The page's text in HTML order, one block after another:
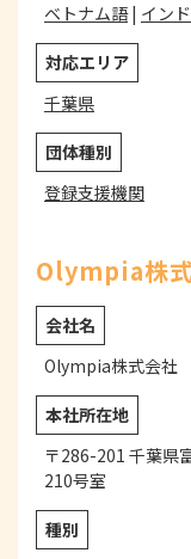
ベトナム語| イン
対応エリア
千葉県
団体種別
登録支援機関
Olympia株
会社名
Olympia株式会社
本社所在地
〒286-201 千葉県
210号室
種別